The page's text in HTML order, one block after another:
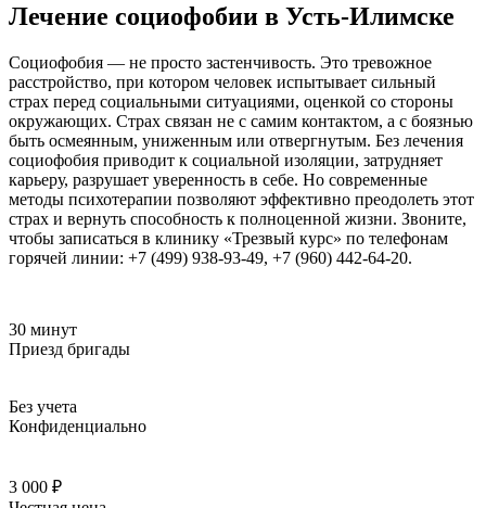
Лечение социофобии в Усть-Илимске
Социофобия — не просто застенчивость. Это тревожное
расстройство, при котором человек испытывает сильный
страх перед социальными ситуациями, оценкой со стороны
окружающих. Страх связан не с самим контактом, а с боязнью
быть осмеянным, униженным или отвергнутым. Без лечения
социофобия приводит к социальной изоляции, затрудняет
карьеру, разрушает уверенность в себе. Но современные
методы психотерапии позволяют эффективно преодолеть этот
страх и вернуть способность к полноценной жизни. Звоните,
чтобы записаться в клинику «Трезвый курс» по телефонам
горячей линии: +7 (499) 938-93-49, +7 (960) 442-64-20.
30 минут
Приезд бригады
Без учета
Конфиденциально
3 000 ₽